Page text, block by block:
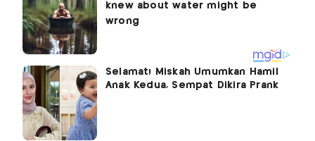
Selamat! Miskah Umumkan Hamil
Anak Kedua, Sempat Dikira Prank